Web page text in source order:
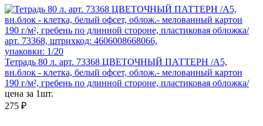
арт. 73368, штрихкод: 4606008668066,
упаковки: 1/20
Тетрадь 80 л. арт. 73368 ЦВЕТОЧНЫЙ ПАТТЕРН /А5,
вн.блок - клетка, белый офсет, облож.- мелованный картон
190 г/м², гребень по длинной стороне, пластиковая обложка/
цена за 1шт.
275 ₽